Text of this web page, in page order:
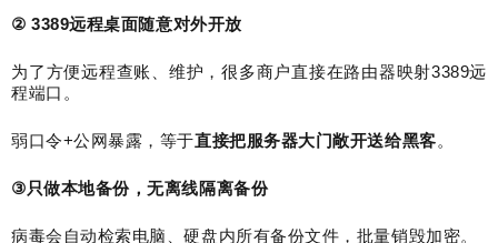
② 3389远程桌面随意对外开放
为了方便远程查账、维护，很多商户直接在路由器映射3389远
程端口。
弱口令+公网暴露，等于直接把服务器大门敞开送给黑客。
③只做本地备份，无离线隔离备份
病毒会自动检索电脑、硬盘内所有备份文件，批量销毁加密。